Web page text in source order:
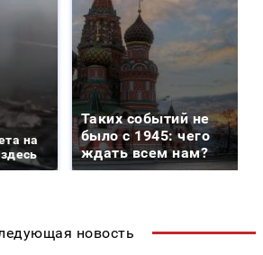
на
Таких событий не
было с 1945: чего
ждать всем нам?
новость